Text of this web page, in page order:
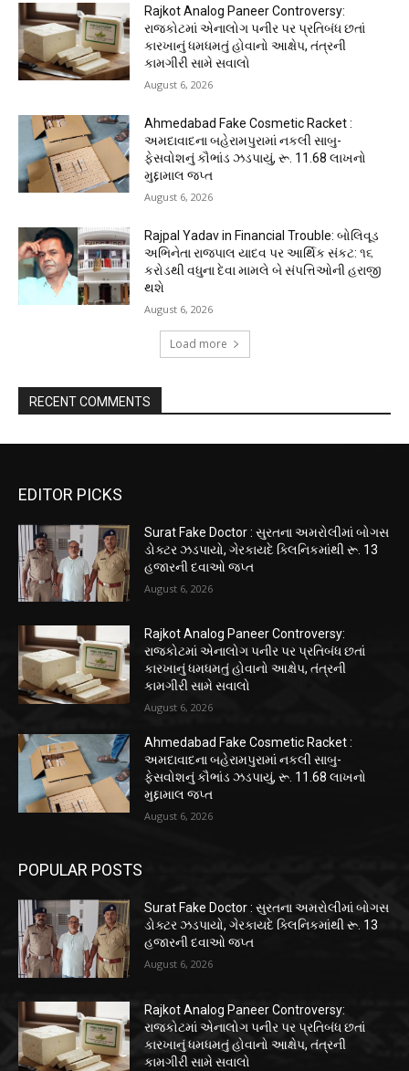
Rajkot Analog Paneer Controversy:
રાજકોટમાં એનાલોગ પનીર પર પ્રતિબંધ છતાં
કારખાનું ધમધમતું હોવાનો આક્ષેપ, તંત્રની
કામગીરી સામે સવાલો
August 6, 2026
Ahmedabad Fake Cosmetic Racket :
અમદાવાદના બહેરામપુરામાં નકલી સાબુ-
ફેસવોશનું કૌભાંડ ઝડપાયું, રૂ. 11.68 લાખનો
મુદ્દામાલ જપ્ત
August 6, 2026
Rajpal Yadav in Financial Trouble: બોલિવૂડ
અભિનેતા રાજપાલ યાદવ પર આર્થિક સંકટ: ૧૬
કરોડથી વધુના દેવા મામલે બે સંપત્તિઓની હરાજી
થશે
August 6, 2026
Load more
RECENT COMMENTS
EDITOR PICKS
Surat Fake Doctor : સુરતના અમરોલીમાં બોગસ
ડોક્ટર ઝડપાયો, ગેરકાયદે ક્લિનિકમાંથી રૂ. 13
હજારની દવાઓ જપ્ત
August 6, 2026
Rajkot Analog Paneer Controversy:
રાજકોટમાં એનાલોગ પનીર પર પ્રતિબંધ છતાં
કારખાનું ધમધમતું હોવાનો આક્ષેપ, તંત્રની
કામગીરી સામે સવાલો
August 6, 2026
Ahmedabad Fake Cosmetic Racket :
અમદાવાદના બહેરામપુરામાં નકલી સાબુ-
ફેસવોશનું કૌભાંડ ઝડપાયું, રૂ. 11.68 લાખનો
મુદ્દામાલ જપ્ત
August 6, 2026
POPULAR POSTS
Surat Fake Doctor : સુરતના અમરોલીમાં બોગસ
ડોક્ટર ઝડપાયો, ગેરકાયદે ક્લિનિકમાંથી રૂ. 13
હજારની દવાઓ જપ્ત
August 6, 2026
Rajkot Analog Paneer Controversy:
રાજકોટમાં એનાલોગ પનીર પર પ્રતિબંધ છતાં
કારખાનું ધમધમતું હોવાનો આક્ષેપ, તંત્રની
કામગીરી સામે સવાલો